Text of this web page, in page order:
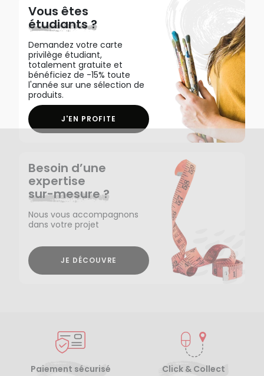
Vous êtes
étudiants ?
Demandez votre carte
privilège étudiant,
totalement gratuite et
bénéficiez de -15% toute
l'année sur une sélection de
produits.
J'EN PROFITE
Besoin d’une
expertise
sur-mesure ?
Nous vous accompagnons
dans votre projet
JE DÉCOUVRE
Paiement sécurisé
Click & Collect